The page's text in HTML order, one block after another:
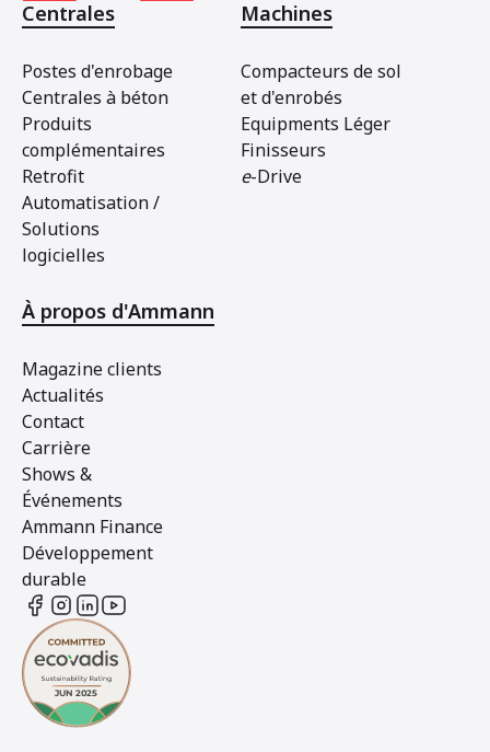
Centrales
Postes d'enrobage
Centrales à béton
Produits
complémentaires
Retrofit
Automatisation /
Solutions
logicielles
Machines
Compacteurs de sol
et d'enrobés
Equipments Léger
Finisseurs
e-Drive
À propos d'Ammann
Magazine clients
Actualités
Contact
Carrière
Shows &
Événements
Ammann Finance
Développement
durable